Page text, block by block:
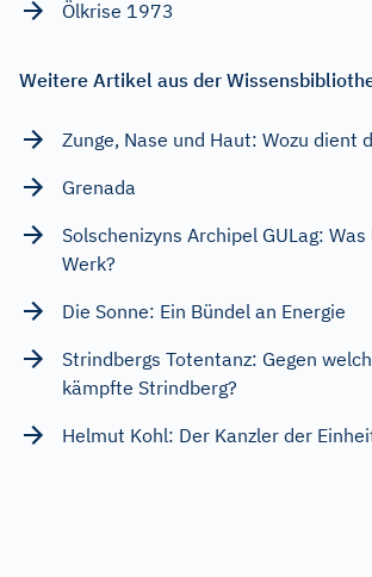
Ölkrise 1973
Weitere Artikel aus der
Zunge, Nase und Haut: Wozu dient
Grenada
Solschenizyns Archipel GULag:
Werk?
Die Sonne: Ein Bündel an Energie
Strindbergs Totentanz: Gegen
kämpfte Strindberg?
Helmut Kohl: Der Kanzler der